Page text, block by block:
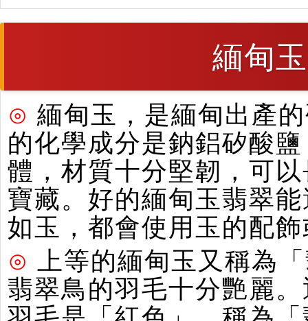
緬甸
⊙ 緬甸玉，是緬甸出產
的化學成分是鈉鋁矽酸
體，材質十分堅韌，可
寶藏。好的緬甸玉翡翠
如玉，都會使用玉的配
⊙
上等的緬甸玉又稱為
翡翠鳥的羽毛十分艷麗